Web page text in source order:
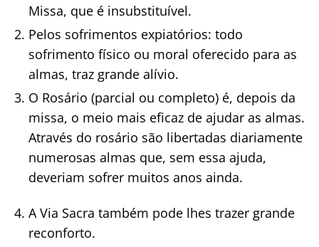
Missa, que é insubstituível.
Pelos sofrimentos expiatórios: todo
sofrimento físico ou moral oferecido para as
almas, traz grande alívio.
O Rosário (parcial ou completo) é, depois da
missa, o meio mais eficaz de ajudar as almas.
Através do rosário são libertadas diariamente
numerosas almas que, sem essa ajuda,
deveriam sofrer muitos anos ainda.
A Via Sacra também pode lhes trazer grande
reconforto.